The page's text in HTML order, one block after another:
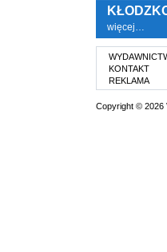
więcej…
KONTAKT
REKLAMA
Copyright © 2026